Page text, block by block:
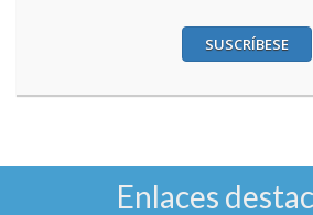
SUSCRÍBESE
Enlaces